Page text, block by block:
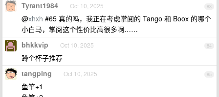
83
Tyrant1984 Oct 10, 2025
@xhxh #65 真的吗，我正在考虑掌阅的 Tango 和 Boox 的哪个
小白马，掌阅这个性价比高很多啊……
84
bhkkvip Oct 10, 2025
蹲个杯子推荐
85
tangping Oct 10, 2025
鱼竿+1